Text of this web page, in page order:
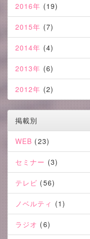
2016年 (19)
2015年 (7)
2014年 (4)
2013年 (6)
2012年 (2)
掲載別
WEB (23)
セミナー (3)
テレビ (56)
ノベルティ (1)
ラジオ (6)